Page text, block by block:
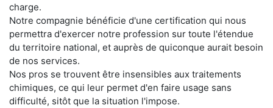
charge.
Notre compagnie bénéficie d'une certification qui nous
permettra d'exercer notre profession sur toute l'étendue
du territoire national, et auprès de quiconque aurait besoin
de nos services.
Nos pros se trouvent être insensibles aux traitements
chimiques, ce qui leur permet d'en faire usage sans
difficulté, sitôt que la situation l'impose.